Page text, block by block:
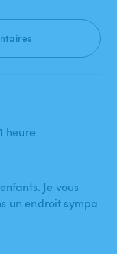
heure
Je vous
un endroit sympa